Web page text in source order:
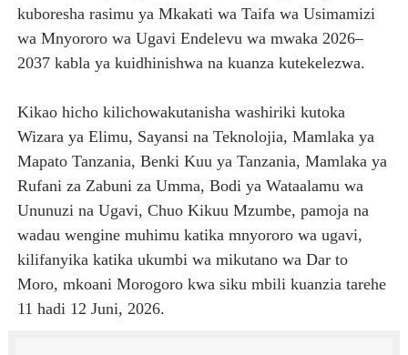
kuboresha rasimu ya Mkakati wa Taifa wa Usimamizi
wa Mnyororo wa Ugavi Endelevu wa mwaka 2026–
2037 kabla ya kuidhinishwa na kuanza kutekelezwa.
Kikao hicho kilichowakutanisha washiriki kutoka
Wizara ya Elimu, Sayansi na Teknolojia, Mamlaka ya
Mapato Tanzania, Benki Kuu ya Tanzania, Mamlaka ya
Rufani za Zabuni za Umma, Bodi ya Wataalamu wa
Ununuzi na Ugavi, Chuo Kikuu Mzumbe, pamoja na
wadau wengine muhimu katika mnyororo wa ugavi,
kilifanyika katika ukumbi wa mikutano wa Dar to
Moro, mkoani Morogoro kwa siku mbili kuanzia tarehe
11 hadi 12 Juni, 2026.